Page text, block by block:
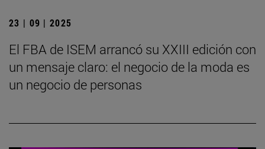
23 | 09 | 2025
El FBA de ISEM arrancó su XXIII edición con
un mensaje claro: el negocio de la moda es
un negocio de personas